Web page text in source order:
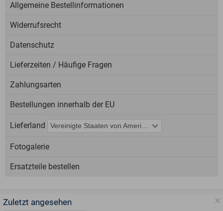
Allgemeine Bestellinformationen
Widerrufsrecht
Datenschutz
Lieferzeiten / Häufige Fragen
Zahlungsarten
Bestellungen innerhalb der EU
Lieferland
Fotogalerie
Ersatzteile bestellen
Zuletzt angesehen